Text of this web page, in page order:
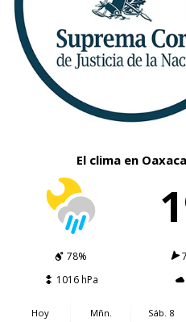
El clima en Oaxaca
78%
1016 hPa
Hoy
Mñn.
Sáb. 8